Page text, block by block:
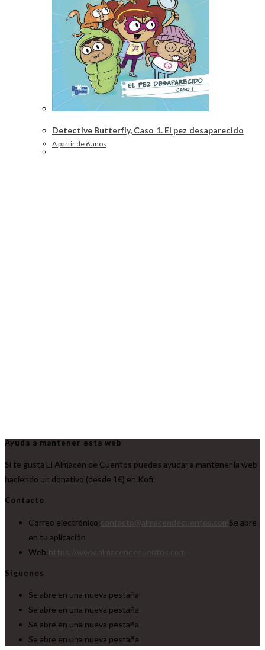
Detective Butterfly, Caso 1. El pez desaparecido
A partir de 6 años
Ayuda a mantener esta web
Si te gusta El Almacén de Cuentos puedes ayudar a mantener la web
haciendo un donativo (desde 1€) en Kofi.
Contacto
Correo electrónico:
Se abre
en tu aplicación
Web:
Síguenos
Se abre en una nueva pestaña
Se abre en una nueva pestaña
Se abre en una nueva pestaña
Se abre en una nueva pestaña